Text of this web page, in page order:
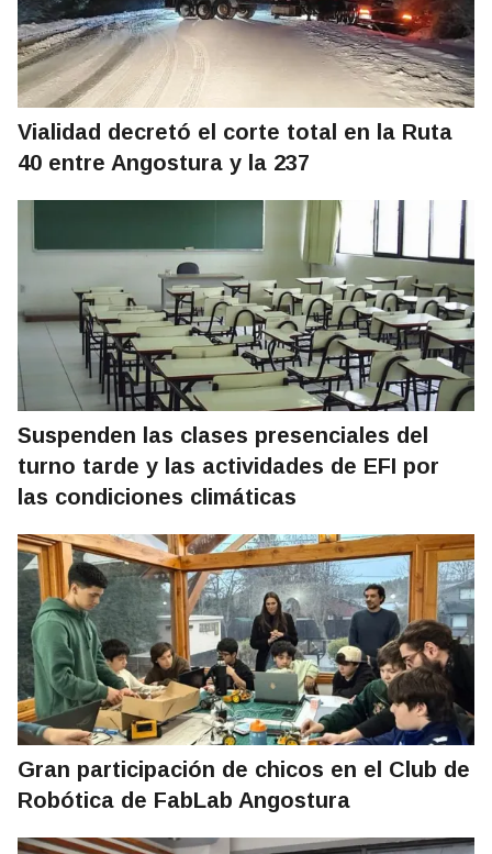
Vialidad decretó el corte total en la Ruta
40 entre Angostura y la 237
Suspenden las clases presenciales del
turno tarde y las actividades de EFI por
las condiciones climáticas
Gran participación de chicos en el Club de
Robótica de FabLab Angostura